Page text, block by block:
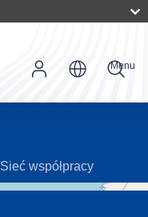
Menu
Sieć współpracy